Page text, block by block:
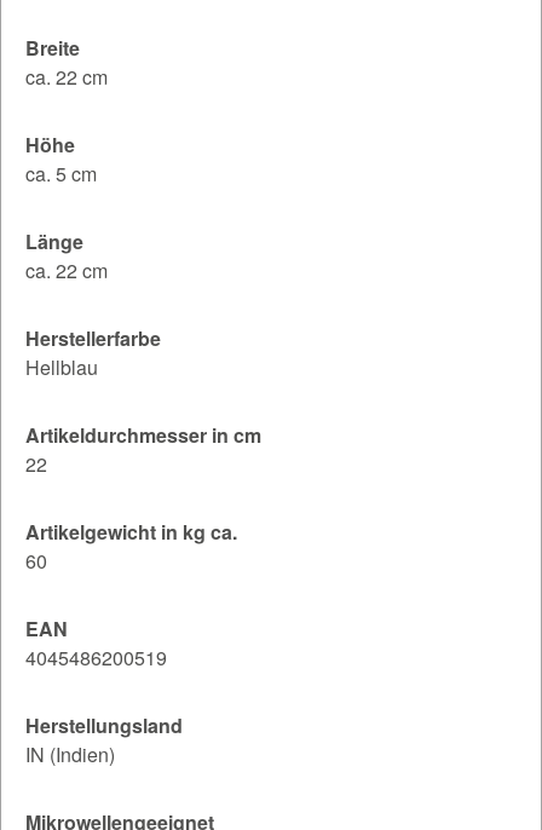
Breite
ca. 22 cm
Höhe
ca. 5 cm
Länge
ca. 22 cm
Herstellerfarbe
Hellblau
Artikeldurchmesser in cm
22
Artikelgewicht in kg ca.
60
EAN
4045486200519
Herstellungsland
IN (Indien)
Mikrowellengeeignet